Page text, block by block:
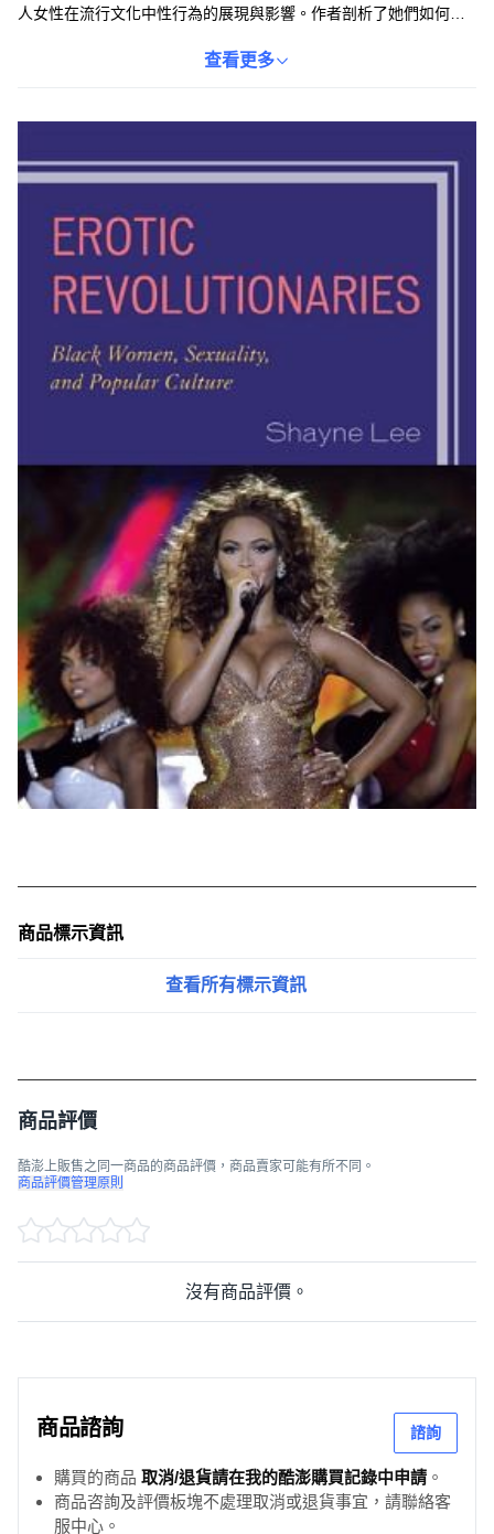
人女性在流行文化中性行為的展現與影響。作者剖析了她們如何透
複雜的角色。本書不僅拓展了讀者的視野，也讓人們更深入地了解
查看更多
商品標示資訊
查看所有標示資訊
商品評價
酷澎上販售之同一商品的商品評價，商品賣家可能有所不同。
商品評價管理原則
沒有商品評價。
商品諮詢 諮詢
購買的商品 取消/退貨請在我的酷澎購買記錄中申請 。
商品咨詢及評價板塊不處理取消或退貨事宜，請聯絡客
服中心。